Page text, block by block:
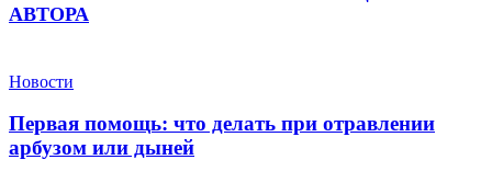
АВТОРА
Новости
Первая помощь: что делать при отравлении
арбузом или дыней